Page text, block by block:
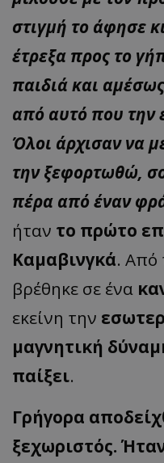
στιγμή το άφησε
έτρεξα προς το
παιδιά και
από αυτό που την
Όλοι άρχισαν να
την ξεφορτωθώ,
πέρα από έναν
ήταν το πρώτο
Καμαβινγκά. Από
βρέθηκε σε ένα
εκείνη την
μαγνητική
παίξει.
Γρήγορα
ξεχωριστός.